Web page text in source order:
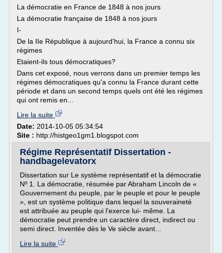
La démocratie en France de 1848 à nos jours
La démocratie française de 1848 à nos jours
I-
De la IIe République à aujourd'hui, la France a connu six
régimes
Etaient-ils tous démocratiques?
Dans cet exposé, nous verrons dans un premier temps les
régimes démocratiques qu'a connu la France durant cette
période et dans un second temps quels ont été les régimes
qui ont remis en...
Lire la suite
Date: 2014-10-05 05:34:54
Site : http://histgeo1gm1.blogspot.com
Régime Représentatif Dissertation -
handbagelevatorx
Dissertation sur Le système représentatif et la démocratie
Nº 1. La démocratie, résumée par Abraham Lincoln de «
Gouvernement du peuple, par le peuple et pour le peuple
», est un système politique dans lequel la souveraineté
est attribuée au peuple qui l'exerce lui- même. La
démocratie peut prendre un caractère direct, indirect ou
semi direct. Inventée dès le Ve siècle avant...
Lire la suite